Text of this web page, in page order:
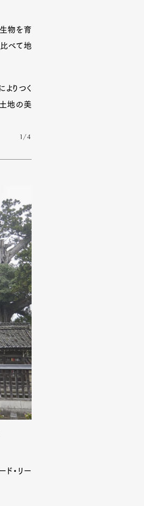
物を育
べて地
りつく
地の美
1/4
・リー